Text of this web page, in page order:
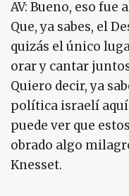
AV: Bueno, eso fue
Que, ya sabes, el
quizás el único
orar y cantar
Quiero decir, ya
política israelí
puede ver que
obrado algo
Knesset.